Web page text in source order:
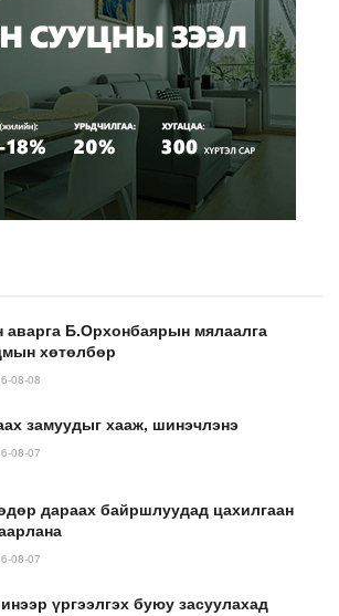
аварга Б.Орхонбаярын мялаалга
хөтөлбөр
08-08
замуудыг хааж, шинэчлэнэ
08-07
дараах байршлуудад цахилгаан
08-07
үргээлгэх буюу засуулахад